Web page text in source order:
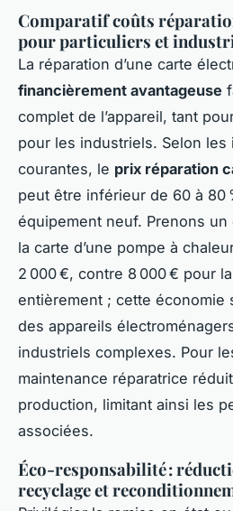
Comparatif coûts
pour particuliers et
La réparation d’une carte
financièrement avantageuse
complet de l’appareil, tant
pour les industriels. Selon les
courantes, le prix réparation
peut être inférieur de 60 à 80
équipement neuf. Prenons
la carte d’une pompe à
2 000 €, contre 8 000 € pour
entièrement ; cette économie
des appareils
industriels complexes. Pour
maintenance réparatrice
production, limitant ainsi les
associées.
Éco-responsabilité :
recyclage et